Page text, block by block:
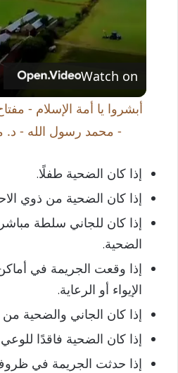
y
V
i
e
o
Watch on
أبشروا يا أمة الإسلام -
- محمد رسول الله - د.
إذا كان الضحية طفلًا.
إذا كان الضحية من ذوي
إذا كان للجاني سلطة
الضحية.
إذا وقعت الجريمة في أماكن
الإيواء أو الرعاية.
إذا كان الجاني والضحية
إذا كان الضحية فاقدًا
إذا حدثت الجريمة في